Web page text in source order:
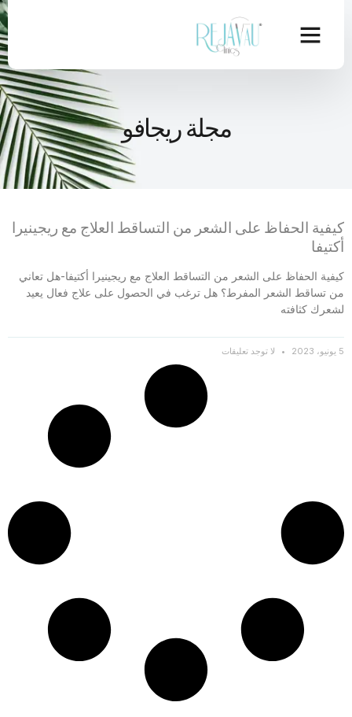
مجلة ريجافو
كيفية الحفاظ على الشعر من التساقط العلاج مع ريجينيرا
أكتيفا
كيفية الحفاظ على الشعر من التساقط العلاج مع ريجينيرا أكتيفا-هل تعاني
من تساقط الشعر المفرط؟ هل ترغب في الحصول على علاج فعال يعيد
لشعرك كثافته
5 يونيو، 2023 لا توجد تعليقات